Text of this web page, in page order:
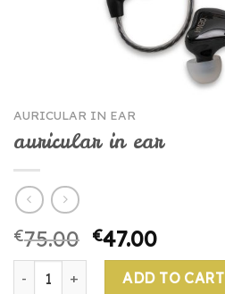
AURICULAR IN EAR
auricular in ear
€75.00 €47.00
auricular in ear quantityADD TO CART